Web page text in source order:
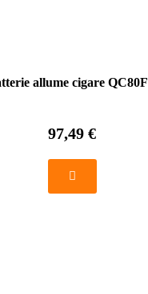
allume cigare QC80F
97,49 €